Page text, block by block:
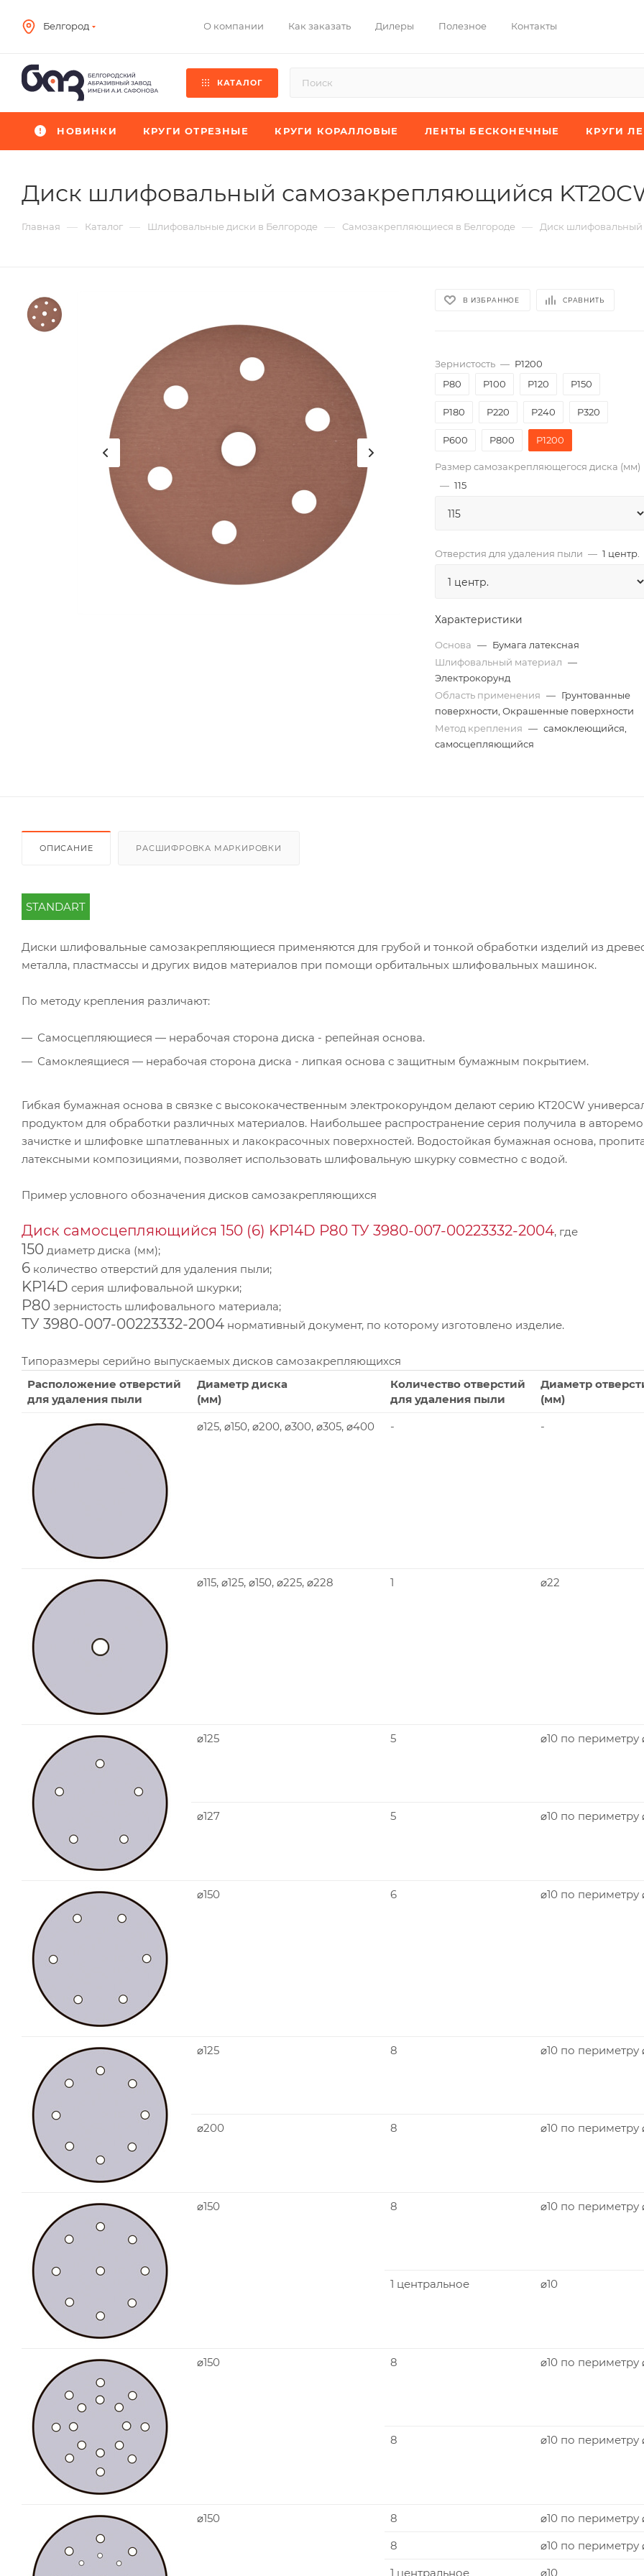
Белгород О компании Как заказать Дилеры Полезное Контакты
КАТАЛОГ
НОВИНКИ КРУГИ ОТРЕЗНЫЕ КРУГИ КОРАЛЛОВЫЕ ЛЕНТЫ БЕСКОНЕЧНЫЕ КРУГИ
Диск шлифовальный самозакрепляющийся
Главная — Каталог — Шлифовальные диски в Белгороде — Самозакрепляющиеся в Белгороде — Диск шлифовальный
В ИЗБРАННОЕ СРАВНИТЬ
Зернистость — P1200
P80
P100 P120 P150
P180 P220 P240 P320
P600 P800 P1200
Размер самозакрепляющегося диска (мм)
— 115
Отверстия для удаления пыли — 1 центр.
Характеристики
Основа — Бумага латексная
Шлифовальный материал —
Электрокорунд
Область применения — Грунтованные
поверхности, Окрашенные поверхности
Метод крепления — самоклеющийся,
самосцепляющийся
ОПИСАНИЕ РАСШИФРОВКА МАРКИРОВКИ
STANDART
Диски шлифовальные самозакрепляющиеся применяются для грубой и тонкой обработки изделий из
металла, пластмассы и других видов материалов при помощи орбитальных шлифовальных машинок.
По методу крепления различают:
Самосцепляющиеся — нерабочая сторона диска - репейная основа.
Самоклеящиеся — нерабочая сторона диска - липкая основа с защитным бумажным покрытием.
Гибкая бумажная основа в связке с высококачественным электрокорундом делают серию KT20CW
продуктом для обработки различных материалов. Наибольшее распространение серия получила в
зачистке и шлифовке шпатлеванных и лакокрасочных поверхностей. Водостойкая бумажная основа,
латексными композициями, позволяет использовать шлифовальную шкурку совместно с водой.
Пример условного обозначения дисков самозакрепляющихся
Диск самосцепляющийся 150 (6) KP14D Р80 ТУ 3980-007-00223332-2004, где
150 диаметр диска (мм);
6 количество отверстий для удаления пыли;
KP14D серия шлифовальной шкурки;
P80 зернистость шлифовального материала;
ТУ 3980-007-00223332-2004 нормативный документ, по которому изготовлено изделие.
Типоразмеры серийно выпускаемых дисков самозакрепляющихся
Расположение отверстий
для удаления пыли
Диаметр диска
(мм)
Количество отверстий
для удаления пыли
Диаметр
(мм)
⌀125, ⌀150, ⌀200, ⌀300, ⌀305, ⌀400
- -
⌀115, ⌀125, ⌀150, ⌀225, ⌀228 1 ⌀22
⌀125 5 ⌀10 по
⌀127 5 ⌀10 по
⌀150 6 ⌀10 по
⌀125 8 ⌀10 по периметру
⌀200 8 ⌀10 по периметру
⌀150 8 ⌀10 по периметру
1 центральное ⌀10
⌀150 8 ⌀10 по периметру
8 ⌀10 по периметру
⌀150 8
⌀10 по периметру
8
⌀10 по периметру
1 центральное
⌀10